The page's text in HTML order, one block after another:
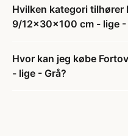
Hvilken kategori tilhører
9/12x30x100 cm - lige -
Hvor kan jeg købe
- lige - Grå?